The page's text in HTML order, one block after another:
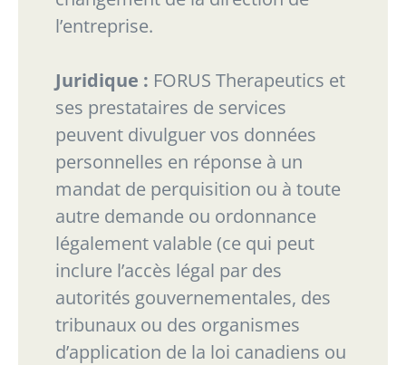
l’entreprise.
Juridique : FORUS Therapeutics et
ses prestataires de services
peuvent divulguer vos données
personnelles en réponse à un
mandat de perquisition ou à toute
autre demande ou ordonnance
légalement valable (ce qui peut
inclure l’accès légal par des
autorités gouvernementales, des
tribunaux ou des organismes
d’application de la loi canadiens ou